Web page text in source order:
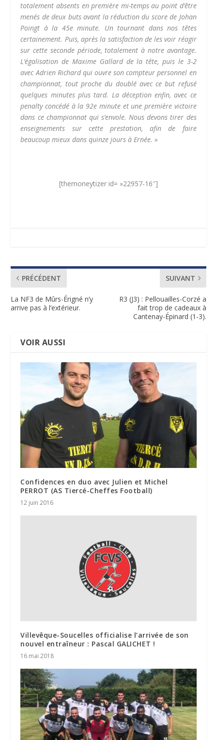
totalement absents en première mi-temps au point d’être
menés de deux buts avant la réduction du score de Johan
Poingt à la 45e minute. Un tournant dans nos têtes
certainement. Puis, après la satisfaction de les voir réagir
sur cette seconde période, totalement à notre avantage.
L’égalisation de Maxime Gallard de la tête, puis le 3-2
avec Adrien Richard qui ouvre son compteur personnel en
championnat, tout proche du doublé avec ce but refusé
quelques minutes plus tard. La déception enfin, avec ce
penalty concédé à la 92e minute et une première victoire
dans ce championnat qui s’envole.Nous devons tirer des
enseignements sur cette prestation, afin de faire
beaucoup mieux dans quinze jours à Ernée. »
[themoneytizer id= »22957-16″]
PRÉCÉDENT
La NF3 de Mûrs-Érigné n’y
arrive pas à l’extérieur.
SUIVANT
R3 (J3) : Pellouailles-Corzé a
fait trop de cadeaux à
Cantenay-Épinard (1-3).
VOIR AUSSI
Confidences en duo avec Julien et Michel
PERROT (AS Tiercé-Cheffes Football)
12 juin 2016
Villevêque-Soucelles officialise l’arrivée de son
nouvel entraîneur : Pascal GALICHET !
16 mai 2018